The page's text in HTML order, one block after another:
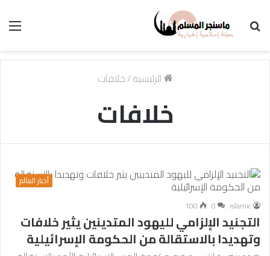
الرئيسية/خلافات
خلافات
أخبار العالم
islamic
0
100
التجنيد الإلزامي لليهود المتدينين يثير خلافات
وتهديدا بالاستقالة من الحكومة الإسرائيلية